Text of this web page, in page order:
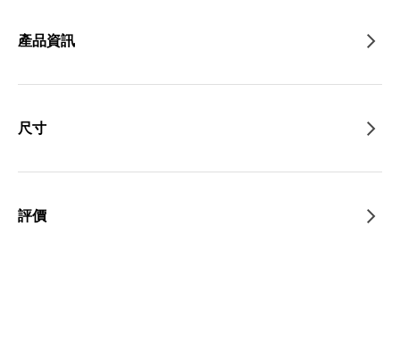
產品資訊
尺寸
評價